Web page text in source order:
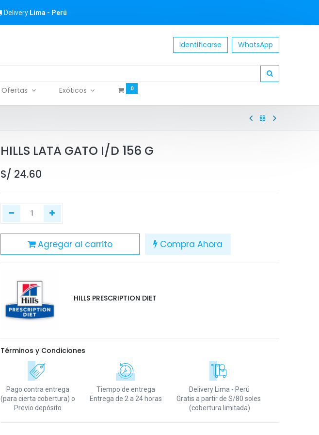
Delivery Lima - Perú
Identificarse WhatsApp
Ofertas Exóticos 0
HILLS LATA GATO I/D 156 G
S/ 24.60
Agregar al carrito Compra Ahora
HILLS PRESCRIPTION DIET
Términos y Condiciones
Pago contra entrega
(para cierta cobertura) o
Previo depósito
Tiempo de entrega
Entrega de 2 a 24 horas
Delivery Lima - Perú
Gratis a partir de S/80 soles
(cobertura limitada)